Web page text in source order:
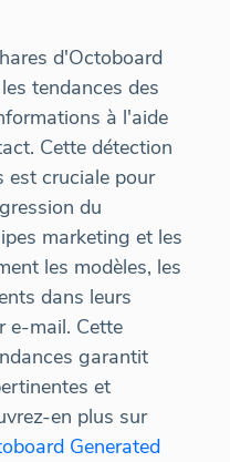
d'Octoboard
tendances des
à l'aide
Cette détection
est cruciale pour
du
marketing et les
les modèles, les
dans leurs
e-mail. Cette
garantit
et
en plus sur
Generated